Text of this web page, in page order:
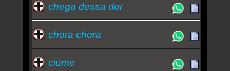
chega dessa dor
chora chora
ciúme